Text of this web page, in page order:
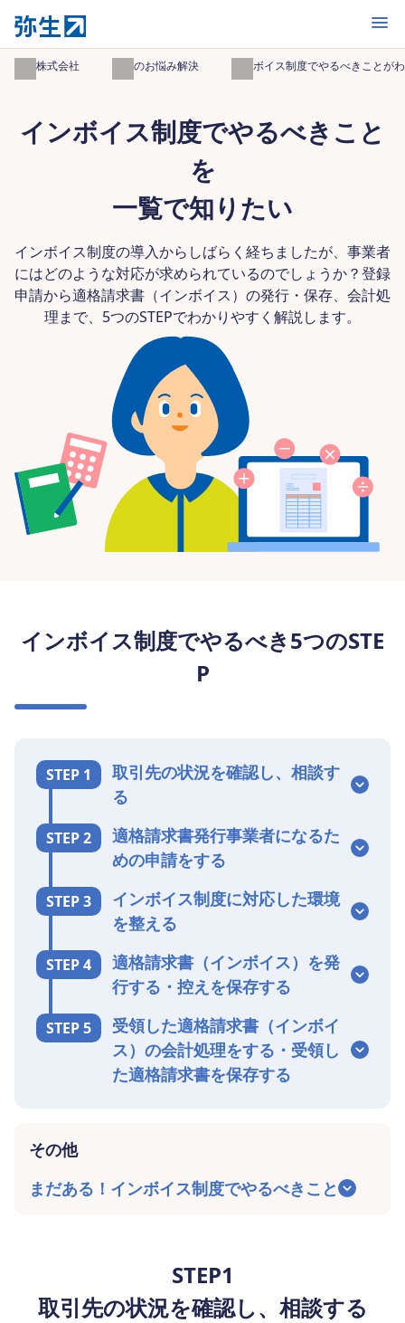
開く
弥生株式会社 事業のお悩み解決 インボイス制度でやるべきことが
インボイス制度でやるべきこと
を
一覧で知りたい
インボイス制度の導入からしばらく経ちましたが、事業者
にはどのような対応が求められているのでしょうか？登録
申請から適格請求書（インボイス）の発行・保存、会計処
理まで、5つのSTEPでわかりやすく解説します。
インボイス制度でやるべき5つのSTE
P
STEP 1
取引先の状況を確認し、相談す
る
STEP 2
適格請求書発行事業者になるた
めの申請をする
STEP 3
インボイス制度に対応した環境
を整える
STEP 4
適格請求書（インボイス）を発
行する・控えを保存する
STEP 5
受領した適格請求書（インボイ
ス）の会計処理をする・受領し
た適格請求書を保存する
その他
まだある！インボイス制度でやるべきこと
STEP1
取引先の状況を確認し、相談する